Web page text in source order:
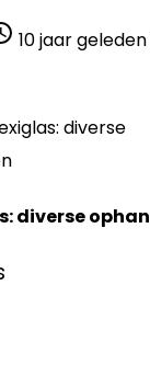
10 jaar geleden
diverse